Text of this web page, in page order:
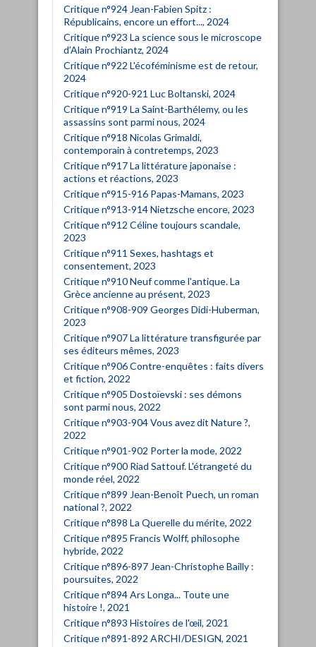
Critique n°924 Jean-Fabien Spitz :
Républicains, encore un effort..., 2024
Critique n°923 La science sous le microscope
d’Alain Prochiantz, 2024
Critique n°922 L'écoféminisme est de retour,
2024
Critique n°920-921 Luc Boltanski, 2024
Critique n°919 La Saint-Barthélemy, ou les
assassins sont parmi nous, 2024
Critique n°918 Nicolas Grimaldi,
contemporain à contretemps, 2023
Critique n°917 La littérature japonaise :
actions et réactions, 2023
Critique n°915-916 Papas-Mamans, 2023
Critique n°913-914 Nietzsche encore, 2023
Critique n°912 Céline toujours scandale,
2023
Critique n°911 Sexes, hashtags et
consentement, 2023
Critique n°910 Neuf comme l'antique. La
Grèce ancienne au présent, 2023
Critique n°908-909 Georges Didi-Huberman,
2023
Critique n°907 La littérature transfigurée par
ses éditeurs mêmes, 2023
Critique n°906 Contre-enquêtes : faits divers
et fiction, 2022
Critique n°905 Dostoïevski : ses démons
sont parmi nous, 2022
Critique n°903-904 Vous avez dit Nature ?,
2022
Critique n°901-902 Porter la mode, 2022
Critique n°900 Riad Sattouf. L'étrangeté du
monde réel, 2022
Critique n°899 Jean-Benoît Puech, un roman
national ?, 2022
Critique n°898 La Querelle du mérite, 2022
Critique n°895 Francis Wolff, philosophe
hybride, 2022
Critique n°896-897 Jean-Christophe Bailly :
poursuites, 2022
Critique n°894 Ars Longa... Toute une
histoire !, 2021
Critique n°893 Histoires de l'œil, 2021
Critique n°891-892 ARCHI/DESIGN, 2021